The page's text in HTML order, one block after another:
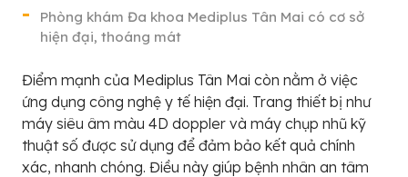
Phòng khám Đa khoa Mediplus Tân Mai có cơ sở
hiện đại, thoáng mát
Điểm mạnh của Mediplus Tân Mai còn nằm ở việc
ứng dụng công nghệ y tế hiện đại. Trang thiết bị như
máy siêu âm màu 4D doppler và máy chụp nhũ kỹ
thuật số được sử dụng để đảm bảo kết quả chính
xác, nhanh chóng. Điều này giúp bệnh nhân an tâm